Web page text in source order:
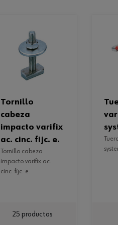
tornillo
cabeza
impacto varifix
ac. cinc. fijc. e.
tornillo cabeza
impacto varifix ac.
cinc. fijc. e.
25 productos
tuerca rápida
tuerca rápida varifix,